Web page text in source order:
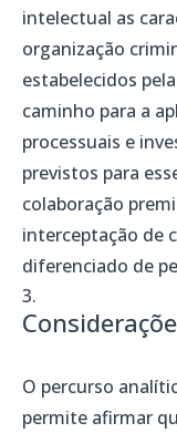
intelectual as
organização
estabelecidos
caminho para a
processuais e
previstos para
colaboração
interceptação de
diferenciado de
O percurso
permite afirmar